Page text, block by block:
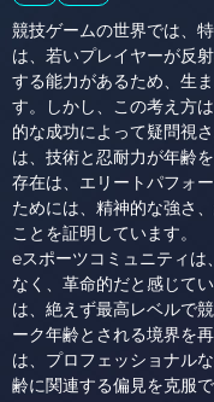
競技ゲームの世界では、
は、若いプレイヤーが反
する能力があるため、生
す。しかし、この考え方
的な成功によって疑問視
は、技術と忍耐力が年齢
存在は、エリートパフォ
ためには、精神的な強さ
ことを証明しています。
eスポーツコミュニティ
なく、革命的だと感じて
は、絶えず最高レベルで
ーク年齢とされる境界を
は、プロフェッショナル
齢に関連する偏見を克服